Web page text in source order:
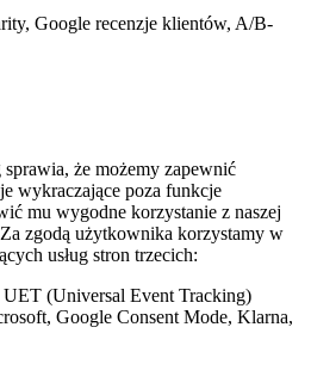
Google recenzje klientów, A/B-
sprawia, że możemy zapewnić
wykraczające poza funkcje
mu wygodne korzystanie z naszej
zgodą użytkownika korzystamy w
usług stron trzecich:
UET (Universal Event Tracking)
Google Consent Mode, Klarna,